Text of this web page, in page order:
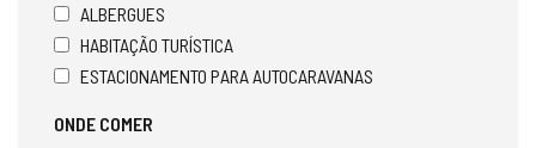
ALBERGUES
HABITAÇÃO TURÍSTICA
ESTACIONAMENTO PARA AUTOCARAVANAS
ONDE COMER